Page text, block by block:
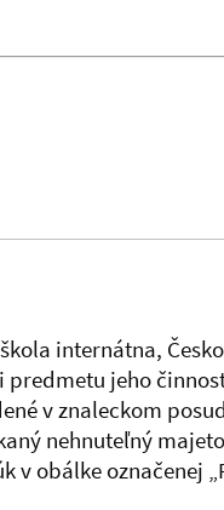
internátna,
jeho
v znaleckom
nehnuteľný
obálke označenej